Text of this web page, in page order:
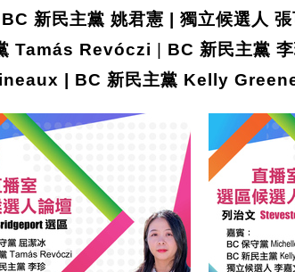
BC 新民主黨 姚君憲 | 獨立候選人
Tamás Revóczi BC 新民主黨
| BC 新民主黨 Kelly